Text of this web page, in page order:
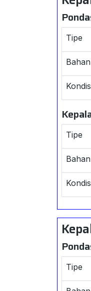
Tipe
Bahan
Tipe
Bahan
Tipe